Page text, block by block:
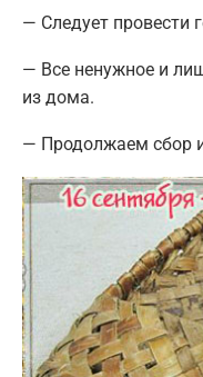
— Следует провести
— Все ненужное и
из дома.
— Продолжаем сбор